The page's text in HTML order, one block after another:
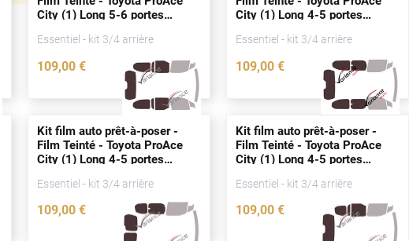
City (1) Long 5-6portes
Essentiel - kit 3/4 arrière
109,00 €
4663-TOY
City (1) Long 4-5portes
Essentiel - kit 3/4 arrière
109,00 €
Kit film auto prêt-à-poser -
Film Teinté - Toyota ProAce
City (1) Long 4-5portes
Essentiel - kit 3/4 arrière
109,00 €
4661-TOY
Kit film auto prêt-à-poser -
Film Teinté - Toyota ProAce
City (1) Long 4-5portes
Essentiel - kit 3/4 arrière
109,00 €
4665-TOY